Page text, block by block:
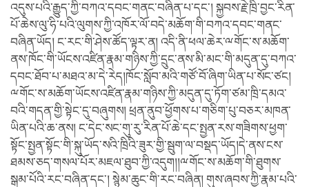
འདུས་པའི་རྒྱུད་ཀྱི་བཀའ་དབང་གནང་བཞིན་པ་དང་། སྐྱབས་རྗེ་ཁྲི་བྱང་རིན་
པོ་ཆེས་ལུ་ཧི་པའི་ལུགས་ཀྱི་འཁོར་ལོ་བདེ་མཆོག་གི་བཀའ་དབང་གནང་
བཞིན་ཡོད། ང་རང་གི་ཤེས་ཚོད་ལྟར་ན། འདི་ནི་ཕལ་ཆེར་ྋགོང་ས་མཆོག་
ནས་ཁོང་གི་ཡོངས་འཛིན་རྣམ་གཉིས་ཀྱི་དྲུང་ནས་མི་མང་གི་མདུན་དུ་བཀའ་
དབང་ཐོབ་པ་མཐའ་མ་དེ་རེད།ཁོང་སློབ་མའི་གཙོ་བོ་ཞིག་ཡིན་པ་སོང་ཙང།
ྋགོང་ས་མཆོག་ཡོངས་འཛིན་རྣམ་གཉིས་ཀྱི་མདུན་དུ་ཏོག་ཙམ་ཁྲི་དམའ་
བའི་གདན་གྱི་སྟེང་དུ་བཞུགས། ཕྲན་ནུབ་ཕྱོགས་པ་གཅིག་པུ་བཅར་མཁན་
ཡིན་པའི་ཆ་ནས། ང་དེང་སང་གུ་རུ་རིན་པོ་ཆེ་དང་སྤྱན་རས་གཟིགས་ཕྱག་
སྟོང་སྤྱན་སྟོང་གི་སྐུ་ཡོད་སའི་ཁྲིའི་ཟུར་གྱི་སྦུག་ལ་བསྡད་ཡོད།དེ་ནས་ངས་
ཐམས་ཅད་གསལ་པོར་མཇལ་ཐུབ་ཀྱི་འདུག།།ྋགོང་ས་མཆོག་གི་ཐུགས་
སྒམ་པོའི་རང་བཞིན་དང་། སྙེམ་ཆུང་གི་རང་བཞིན། གུས་ཞབས་ཀྱི་རྣམ་པའི་